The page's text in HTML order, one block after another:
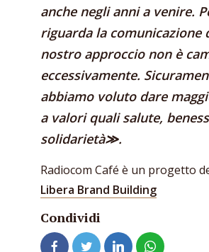
anche negli anni a venire.
riguarda la comunicazione
nostro approccio non è
eccessivamente.
abbiamo voluto dare
a valori quali salute,
solidarietà≫.
Radiocom Café è un progetto
Libera Brand Building
Condividi